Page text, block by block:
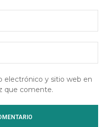
electrónico y sitio web en
que comente.